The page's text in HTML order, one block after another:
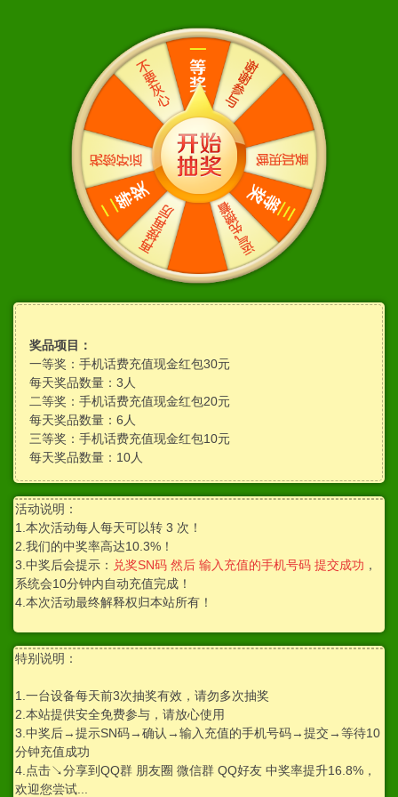
奖品项目：
一等奖：手机话费充值​现金红包30元
每天奖品数量：3人
二等奖：手机话费充值现金红包20元
每天奖品数量：6人
三等奖：手机话费充值现金红包10元
每天奖品数量：10人
活动说明：
1.本次活动每人每天可以转 3 次！
2.我们的中奖率高达10.3%！
3.中奖后会提示： 兑奖SN码 然后 输入充值的手机号码 提交成功 ，
系统会10分钟内自动充值完成！
4.本次活动最终解释权归本站所有！
特别说明：
1.一台设备每天前3次抽奖有效，请勿多次抽奖
2.本站提供安全免费参与，请放心使用
3.中奖后→提示SN码→确认→输入充值的手机号码→提交→等待10
分钟充值成功
4.点击↘分享到QQ群 朋友圈 微信群 QQ好友 中奖率提升16.8%，
欢迎您尝试...